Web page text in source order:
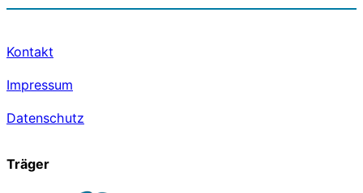
Kontakt
Impressum
Datenschutz
Träger